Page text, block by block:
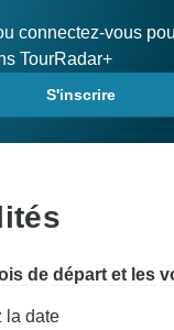
connectez-vous
TourRadar+
S'inscrire
de départ et les
la date